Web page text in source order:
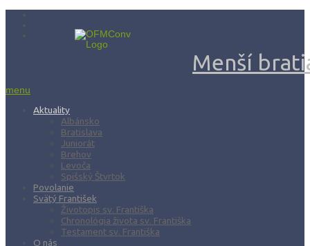
Menší
menu
Aktuality
Albánsko
Bratislava
Juniorát
Brehov
Levoča
Spišský Štvrtok
Povolanie
Svätý František
Životopis sv. Františka
Chronológia života sv. Františka
Testament sv. Františka
O nás